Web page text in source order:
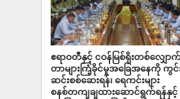
ဧရာဝတီနှင့် ငဝန်မြစ်ရိုးတစ်လျှော
တာများကြံ့ခိုင်မှုအခြေအနေကို ကွင်
ဆင်းစစ်ဆေးရန်၊ ရေကင်းများ
စနစ်တကျချထားဆောင်ရွက်ရန်နှင့်